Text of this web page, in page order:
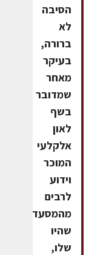
הסיבה
לא
ברורה,
בעיקר
מאחר
שמדובר
בשף
לאון
אלקלעי
המוכר
וידוע
לרבים
מהמסעדות
שהיו
שלו,